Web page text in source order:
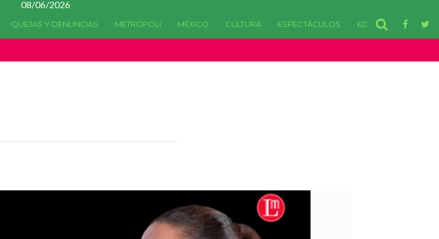
08/06/2026
QUEJAS Y DENUNCIAS METROPOLI MÉXICO CULTURA ESPECTÁCULOS EDOMEX